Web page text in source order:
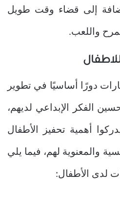
إلى قضاء وقت طويل
واللعب.
دورًا أساسيًا في تطوير
الفكر الإبداعي لديهم،
أهمية تحفيز الأطفال
والمعنوية لهم، فيما يلي
لدى الأطفال: